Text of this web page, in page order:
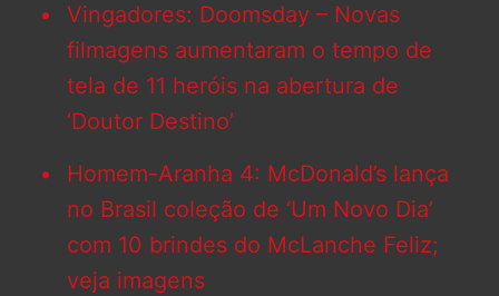
Vingadores: Doomsday – Novas
filmagens aumentaram o tempo de
tela de 11 heróis na abertura de
‘Doutor Destino’
Homem-Aranha 4: McDonald’s lança
no Brasil coleção de ‘Um Novo Dia’
com 10 brindes do McLanche Feliz;
veja imagens